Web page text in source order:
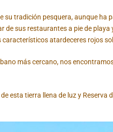
su tradición pesquera, aunque ha
de sus restaurantes a pie de playa
característicos atardeceres rojos
más cercano, nos
esta tierra llena de luz y Reserva